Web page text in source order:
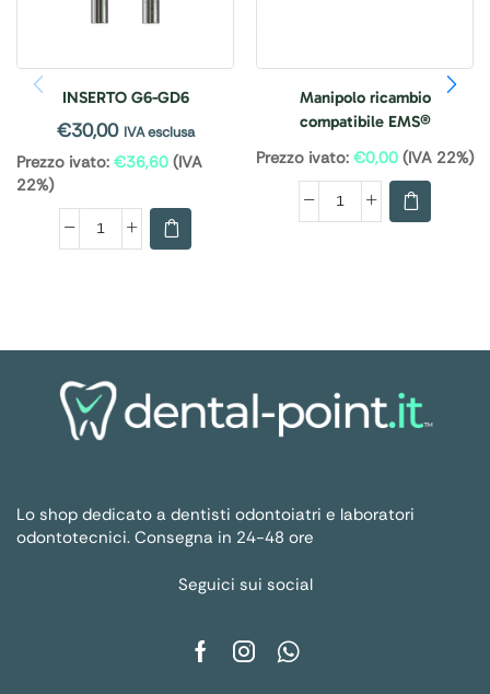
INSERTO G6-GD6
€30,00 IVA esclusa
Prezzo ivato: €36,60 (IVA
22%)
Manipolo ricambio
compatibile EMS®
Prezzo ivato: €0,00 (IVA 22%)
Lo shop dedicato a dentisti odontoiatri e laboratori
odontotecnici. Consegna in 24-48 ore
Seguici sui social